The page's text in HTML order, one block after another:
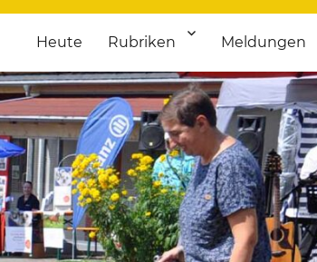
für Hochfranken
Termine von Kultur bis Sport, von Theater bis
Heute Rubriken Meldungen